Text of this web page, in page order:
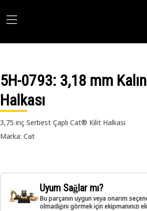
5H-0793: 3,18 mm
Halkası
3,75 inç Serbest Çaplı Cat® Kilit Halkası
Marka: Cat
Uyum Sağlar mı?
Bu parçanın uygun veya onarım
olmadığını görmek için ekipmanınızı